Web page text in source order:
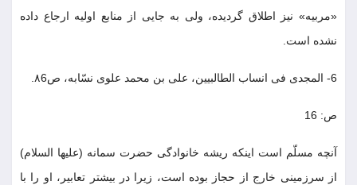
«مربيه» نيز اطلاق گرديده، ولى به جايى از منابع اوليه ارجاع داده
نشده است.
6- المجدى فى انساب الطالبيين، على بن محمد علوى نسّابه، ص٨6.
ص: 16
آنچه مسلّم است اينكه ريشه خانوادگى حضرت سمانه (عليها السلام)
از سرزمينى خارج از حجاز بوده است، زيرا در بيشتر تعابير، او را با